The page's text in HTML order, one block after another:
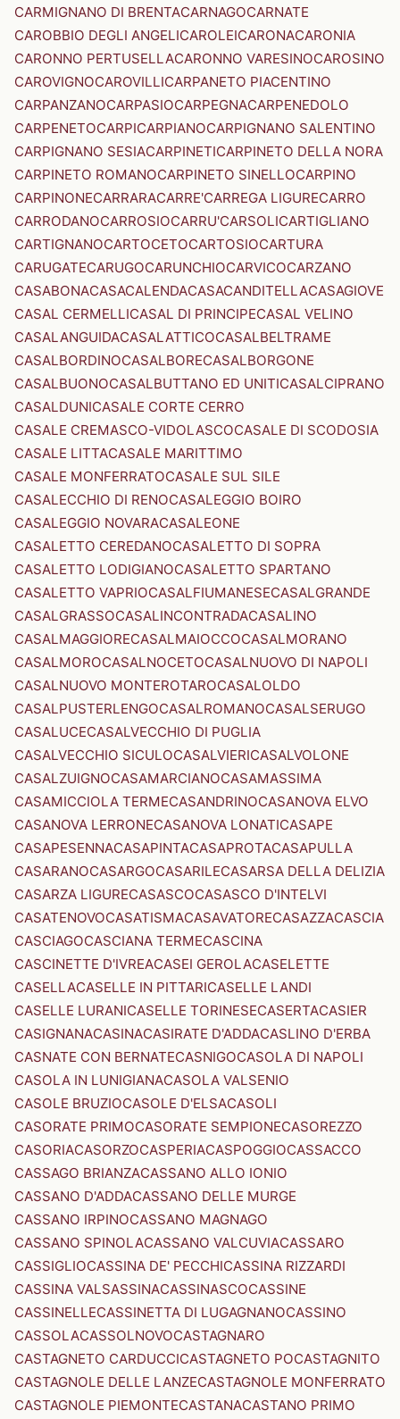
CARMIGNANO DI BRENTACARNAGOCARNATE
CAROBBIO DEGLI ANGELICAROLEICARONACARONIA
CARONNO PERTUSELLACARONNO VARESINOCAROSINO
CAROVIGNOCAROVILLICARPANETO PIACENTINO
CARPANZANOCARPASIOCARPEGNACARPENEDOLO
CARPENETOCARPICARPIANOCARPIGNANO SALENTINO
CARPIGNANO SESIACARPINETICARPINETO DELLA NORA
CARPINETO ROMANOCARPINETO SINELLOCARPINO
CARPINONECARRARACARRE'CARREGA LIGURECARRO
CARRODANOCARROSIOCARRU'CARSOLICARTIGLIANO
CARTIGNANOCARTOCETOCARTOSIOCARTURA
CARUGATECARUGOCARUNCHIOCARVICOCARZANO
CASABONACASACALENDACASACANDITELLACASAGIOVE
CASAL CERMELLICASAL DI PRINCIPECASAL VELINO
CASALANGUIDACASALATTICOCASALBELTRAME
CASALBORDINOCASALBORECASALBORGONE
CASALBUONOCASALBUTTANO ED UNITICASALCIPRANO
CASALDUNICASALE CORTE CERRO
CASALE CREMASCO-VIDOLASCOCASALE DI SCODOSIA
CASALE LITTACASALE MARITTIMO
CASALE MONFERRATOCASALE SUL SILE
CASALECCHIO DI RENOCASALEGGIO BOIRO
CASALEGGIO NOVARACASALEONE
CASALETTO CEREDANOCASALETTO DI SOPRA
CASALETTO LODIGIANOCASALETTO SPARTANO
CASALETTO VAPRIOCASALFIUMANESECASALGRANDE
CASALGRASSOCASALINCONTRADACASALINO
CASALMAGGIORECASALMAIOCCOCASALMORANO
CASALMOROCASALNOCETOCASALNUOVO DI NAPOLI
CASALNUOVO MONTEROTAROCASALOLDO
CASALPUSTERLENGOCASALROMANOCASALSERUGO
CASALUCECASALVECCHIO DI PUGLIA
CASALVECCHIO SICULOCASALVIERICASALVOLONE
CASALZUIGNOCASAMARCIANOCASAMASSIMA
CASAMICCIOLA TERMECASANDRINOCASANOVA ELVO
CASANOVA LERRONECASANOVA LONATICASAPE
CASAPESENNACASAPINTACASAPROTACASAPULLA
CASARANOCASARGOCASARILECASARSA DELLA DELIZIA
CASARZA LIGURECASASCOCASASCO D'INTELVI
CASATENOVOCASATISMACASAVATORECASAZZACASCIA
CASCIAGOCASCIANA TERMECASCINA
CASCINETTE D'IVREACASEI GEROLACASELETTE
CASELLACASELLE IN PITTARICASELLE LANDI
CASELLE LURANICASELLE TORINESECASERTACASIER
CASIGNANACASINACASIRATE D'ADDACASLINO D'ERBA
CASNATE CON BERNATECASNIGOCASOLA DI NAPOLI
CASOLA IN LUNIGIANACASOLA VALSENIO
CASOLE BRUZIOCASOLE D'ELSACASOLI
CASORATE PRIMOCASORATE SEMPIONECASOREZZO
CASORIACASORZOCASPERIACASPOGGIOCASSACCO
CASSAGO BRIANZACASSANO ALLO IONIO
CASSANO D'ADDACASSANO DELLE MURGE
CASSANO IRPINOCASSANO MAGNAGO
CASSANO SPINOLACASSANO VALCUVIACASSARO
CASSIGLIOCASSINA DE' PECCHICASSINA RIZZARDI
CASSINA VALSASSINACASSINASCOCASSINE
CASSINELLECASSINETTA DI LUGAGNANOCASSINO
CASSOLACASSOLNOVOCASTAGNARO
CASTAGNETO CARDUCCICASTAGNETO POCASTAGNITO
CASTAGNOLE DELLE LANZECASTAGNOLE MONFERRATO
CASTAGNOLE PIEMONTECASTANACASTANO PRIMO